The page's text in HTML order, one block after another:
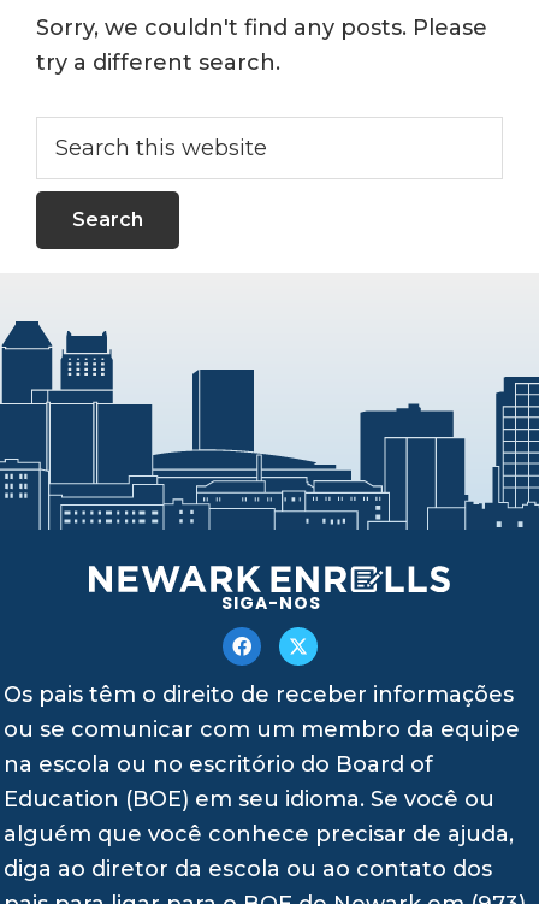
Sorry, we couldn't find any posts. Please
try a different search.
Search
website
SIGA-NOS
Os pais têm o direito de receber informações
ou se comunicar com um membro da equipe
na escola ou no escritório do Board of
Education (BOE) em seu idioma. Se você ou
alguém que você conhece precisar de ajuda,
diga ao diretor da escola ou ao contato dos